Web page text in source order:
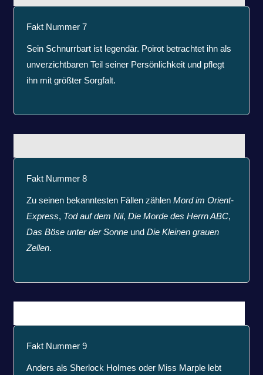
Fakt Nummer 7
Sein Schnurrbart ist legendär. Poirot betrachtet ihn als
unverzichtbaren Teil seiner Persönlichkeit und pflegt
ihn mit größter Sorgfalt.
Fakt Nummer 8
Zu seinen bekanntesten Fällen zählenMord im Orient-
Express, Tod auf dem Nil,Die Morde des Herrn ABC,
Das Böse unter der Sonne undDie Kleinen grauen
Zellen.
Fakt Nummer 9
Anders als Sherlock Holmes oder Miss Marple lebt